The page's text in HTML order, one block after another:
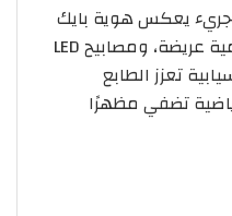
جريء يعكس هوية بايك
الحديثة، حيث تأتي بشبكة أمامية عريضة، ومصابيح LED
تعزز الطابع
تضفي مظهرًا